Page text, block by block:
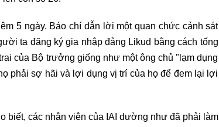
5 ngày. Báo chí dẫn lời một quan chức cảnh sát
ta đăng ký gia nhập đảng Likud bằng cách tống
của Bộ trưởng giống như một ông chủ "lạm dụng
phải sợ hãi và lợi dụng vị trí của họ để đem lại lợi
biết, các nhân viên của IAI dường như đã phải làm